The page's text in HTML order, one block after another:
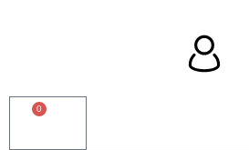
0